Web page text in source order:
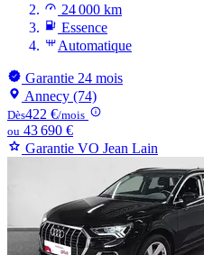
24 000 km
Essence
Automatique
Garantie 24 mois
Annecy (74)
Dès422 €/mois
ou 43 690 €
Garantie VO Jean Lain